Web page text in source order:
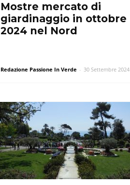
Mostre mercato di
giardinaggio in ottobre
2024 nel Nord
Redazione Passione In Verde - 30 Settembre 2024